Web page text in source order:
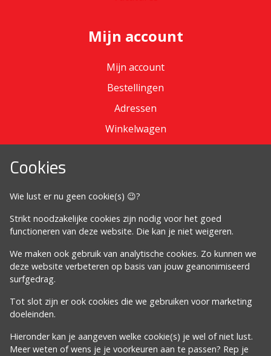
Cookies
Wie lust er nu geen cookie(s) 😉?
Strikt noodzakelijke cookies zijn nodig voor het goed
functioneren van deze website. Die kan je niet weigeren.
We maken ook gebruik van analytische cookies. Zo kunnen we
deze website verbeteren op basis van jouw geanonimiseerd
surfgedrag.
Tot slot zijn er ook cookies die we gebruiken voor marketing
doeleinden.
Hieronder kan je aangeven welke cookie(s) je wel of niet lust.
Meer weten of wens je je voorkeuren aan te passen? Rep je
Mijn account
Mijn account
Bestellingen
Adressen
Winkelwagen
Algemene voorwaarden
Cookiebeleid
Proclaimer
Volg ons